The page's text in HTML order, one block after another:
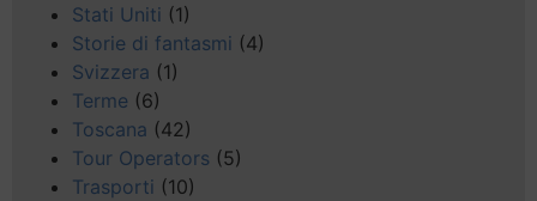
Stati Uniti (1)
Storie di fantasmi (4)
Svizzera (1)
Terme (6)
Toscana (42)
Tour Operators (5)
Trasporti (10)